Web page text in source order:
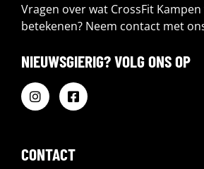
Vragen over wat CrossFit
betekenen? Neem contact met
NIEUWSGIERIG? VOLG ONS OP
CONTACT